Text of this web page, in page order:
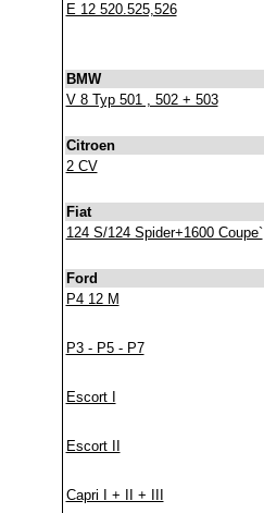
E 12 520.525,526
BMW
V 8 Typ 501 , 502 + 503
Citroen
2 CV
Fiat
124 S/124 Spider+1600 Coupe`
Ford
P4 12 M
P3 - P5 - P7
Escort I
Escort II
Capri I + II + III